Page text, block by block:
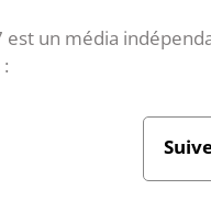
est un média